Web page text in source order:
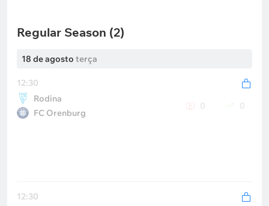
Regular Season (2)
18 de agosto terça
12:30
Rodina
FC Orenburg
0 0
12:30